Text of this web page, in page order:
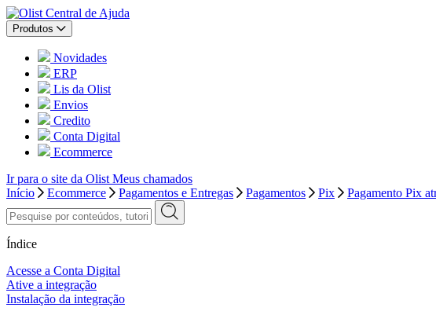
Central de Ajuda
Produtos
Novidades
ERP
Lis da Olist
Envios
Credito
Conta Digital
Ecommerce
Ir para o site da Olist Meus chamados
Início
Ecommerce Pagamentos e Entregas Pagamentos Pix Pagamento Pix
Índice
Acesse a Conta Digital
Ative a integração
Instalação da integração